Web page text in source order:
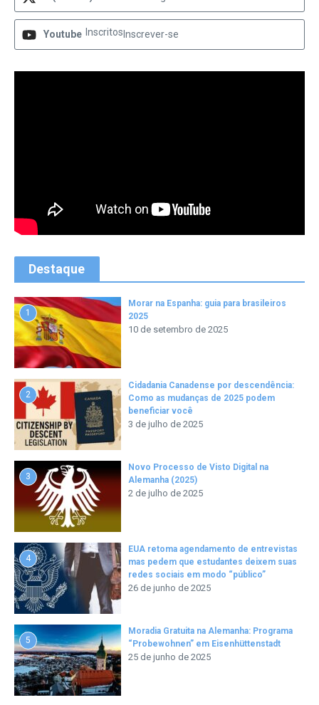
Youtube Inscritos Inscrever-se
Destaque
1
Morar na Espanha: guia para brasileiros
2025
10 de setembro de 2025
2
Cidadania Canadense por descendência:
Como as mudanças de 2025 podem
beneficiar você
3 de julho de 2025
3
Novo Processo de Visto Digital na
Alemanha (2025)
2 de julho de 2025
4
EUA retoma agendamento de entrevistas
mas pedem que estudantes deixem suas
redes sociais em modo “público”
26 de junho de 2025
5
Moradia Gratuita na Alemanha: Programa
“Probewohnen” em Eisenhüttenstadt
25 de junho de 2025